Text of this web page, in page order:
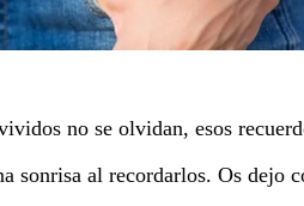
no se olvidan, esos
sonrisa al recordarlos. Os dejo